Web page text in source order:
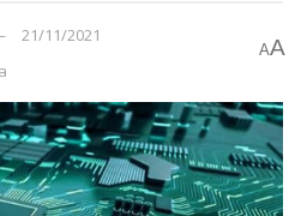
21/11/2021
AA